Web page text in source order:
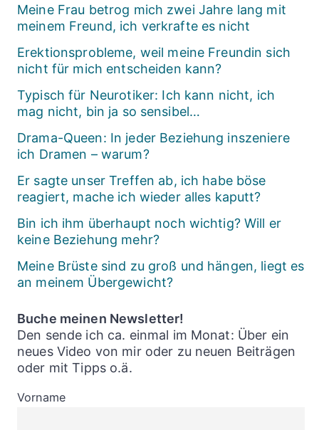
Meine Frau betrog mich zwei Jahre lang mit
meinem Freund, ich verkrafte es nicht
Erektionsprobleme, weil meine Freundin sich
nicht für mich entscheiden kann?
Typisch für Neurotiker: Ich kann nicht, ich
mag nicht, bin ja so sensibel…
Drama-Queen: In jeder Beziehung inszeniere
ich Dramen – warum?
Er sagte unser Treffen ab, ich habe böse
reagiert, mache ich wieder alles kaputt?
Bin ich ihm überhaupt noch wichtig? Will er
keine Beziehung mehr?
Meine Brüste sind zu groß und hängen, liegt es
an meinem Übergewicht?
Buche meinen Newsletter!
Den sende ich ca. einmal im Monat: Über ein
neues Video von mir oder zu neuen Beiträgen
oder mit Tipps o.ä.
Vorname